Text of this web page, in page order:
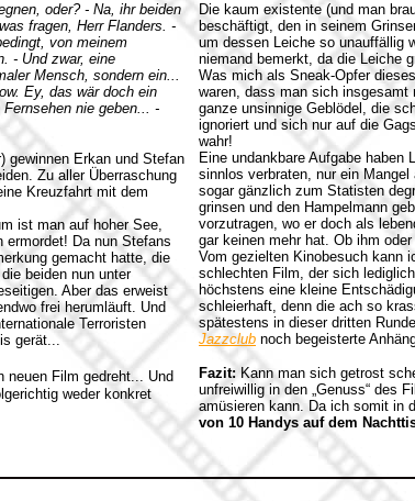
oder? - Na, ihr beiden
fragen, Herr Flanders. -
von meinem
- Und zwar, eine
Mensch, sondern ein...
Ey, das wär doch ein
nie geben... -
gewinnen Erkan und Stefan
Zu aller Überraschung
Kreuzfahrt mit dem
ist man auf hoher See,
Da nun Stefans
gemacht hatte, die
beiden nun unter
Aber das erweist
frei herumläuft. Und
Terroristen
gerät...
neuen Film gedreht... Und
weder konkret
Die kaum existente (und man
beschäftigt, den in seinem
um dessen Leiche so unauffällig
niemand bemerkt, da die Leiche
Was mich als Sneak-Opfer
waren, dass man sich insgesamt
ganze unsinnige Geblödel, die
ignoriert und sich nur auf die
wahr!
Eine undankbare Aufgabe
sinnlos verbraten, nur ein
sogar gänzlich zum Statisten
grinsen und den Hampelmann
vorzutragen, wo er doch als
gar keinen mehr hat. Ob ihm
Vom gezielten Kinobesuch kann
schlechten Film, der sich
höchstens eine kleine
schleierhaft, denn die ach so
spätestens in dieser dritten
Jazzclub noch begeisterte
Fazit: Kann man sich getrost
unfreiwillig in den „Genuss“ des
amüsieren kann. Da ich somit in
von 10 Handys auf dem